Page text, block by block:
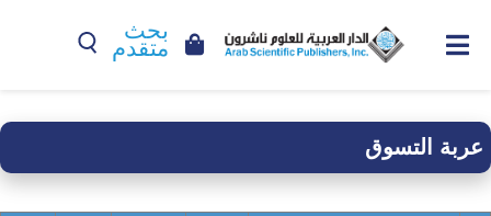
بحث
متقدم
عربة التسوق